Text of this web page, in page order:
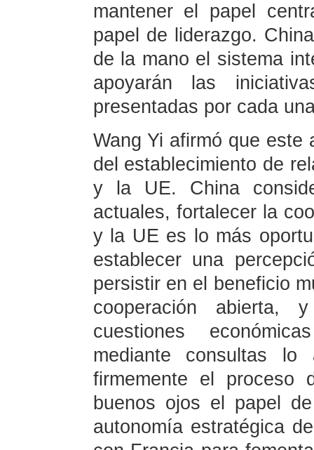
mantener el papel
papel de liderazgo.
de la mano el sistema
apoyarán las
presentadas por cada
Wang Yi afirmó que este
del establecimiento de
y la UE. China
actuales, fortalecer la
y la UE es lo más
establecer una
persistir en el beneficio
cooperación abierta,
cuestiones
mediante consultas lo
firmemente el proceso
buenos ojos el papel
autonomía estratégica